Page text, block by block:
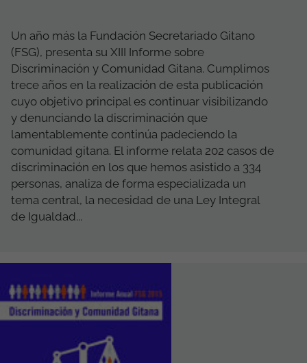
Un año más la Fundación Secretariado Gitano
(FSG), presenta su XIII Informe sobre
Discriminación y Comunidad Gitana. Cumplimos
trece años en la realización de esta publicación
cuyo objetivo principal es continuar visibilizando
y denunciando la discriminación que
lamentablemente continúa padeciendo la
comunidad gitana. El informe relata 202 casos de
discriminación en los que hemos asistido a 334
personas, analiza de forma especializada un
tema central, la necesidad de una Ley Integral
de Igualdad...